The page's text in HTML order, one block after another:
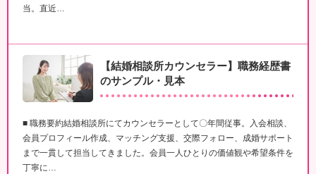
当。直近…
【結婚相談所カウンセラー】職務経歴書
のサンプル・見本
■ 職務要約結婚相談所にてカウンセラーとして〇年間従事。入会相談、
会員プロフィール作成、マッチング支援、交際フォロー、成婚サポート
まで一貫して担当してきました。会員一人ひとりの価値観や希望条件を
丁寧に…